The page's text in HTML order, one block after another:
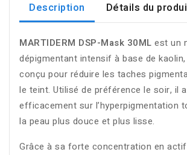
Description Détails du
MARTIDERM DSP-Mask 30ML est un
dépigmentant intensif à base de
conçu pour réduire les taches
le teint. Utilisé de préférence le soir, il
efficacement sur l’hyperpigmentation
la peau plus douce et plus lisse.
Grâce à sa forte concentration en